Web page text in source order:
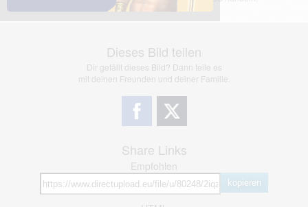
Dieses Bild teilen
Dir gefällt dieses Bild? Dann teile es
mit deinen Freunden und deiner Familie.
Share Links
Empfohlen
kopieren